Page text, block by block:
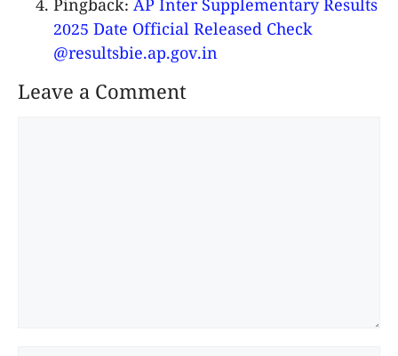
Pingback: AP Inter Supplementary Results
2025 Date Official Released Check
@resultsbie.ap.gov.in
Leave a Comment